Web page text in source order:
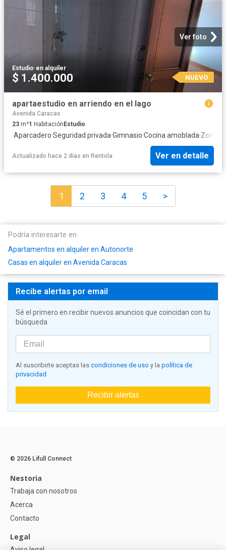
Ver foto
Estudio·en alquiler
$ 1.400.000 NUEVO
apartaestudio en arriendo en el lago
Avenida Caracas
23 m²1 HabitaciónEstudio
·Aparcadero·Seguridad privada·Gimnasio·Cocina amoblada·Zona
Actualizado hace 2 días en Rentola Ver en detalle
1 2 3 4 5 >
Podría interesarte en
Apartamentos en alquiler en Autonorte
Casas en alquiler en Avenida Caracas
Recibe alertas por email
Sé el primero en recibir nuevos anuncios que coincidan con tu
búsqueda
Al suscribirte aceptas las condiciones de uso y la política de
privacidad
Recibir alertas
© 2026 Lifull Connect
Nestoria
Trabaja con nosotros
Acerca
Contacto
Legal